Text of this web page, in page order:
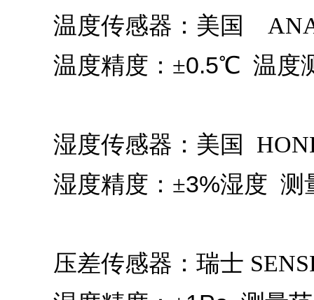
温度传感器：美国
温度精度： ±0.5℃ 温度
湿度传感器：美国
湿度精度： ±3%湿度 测
压差传感器：瑞士